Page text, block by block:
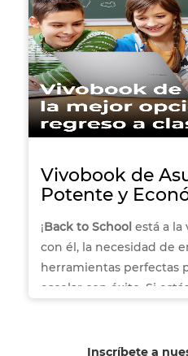
Vivobook de
Potente y
¡Back to School está a la
con él, la necesidad de
herramientas perfectas
escolar con éxito. Si
la opción ideal. Con una
Inscríbete a